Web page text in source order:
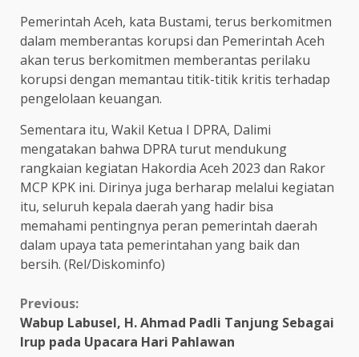
Pemerintah Aceh, kata Bustami, terus berkomitmen
dalam memberantas korupsi dan Pemerintah Aceh
akan terus berkomitmen memberantas perilaku
korupsi dengan memantau titik-titik kritis terhadap
pengelolaan keuangan.
Sementara itu, Wakil Ketua I DPRA, Dalimi
mengatakan bahwa DPRA turut mendukung
rangkaian kegiatan Hakordia Aceh 2023 dan Rakor
MCP KPK ini. Dirinya juga berharap melalui kegiatan
itu, seluruh kepala daerah yang hadir bisa
memahami pentingnya peran pemerintah daerah
dalam upaya tata pemerintahan yang baik dan
bersih. (Rel/Diskominfo)
Continue
Reading
Previous:
Wabup Labusel, H. Ahmad Padli Tanjung Sebagai
Irup pada Upacara Hari Pahlawan